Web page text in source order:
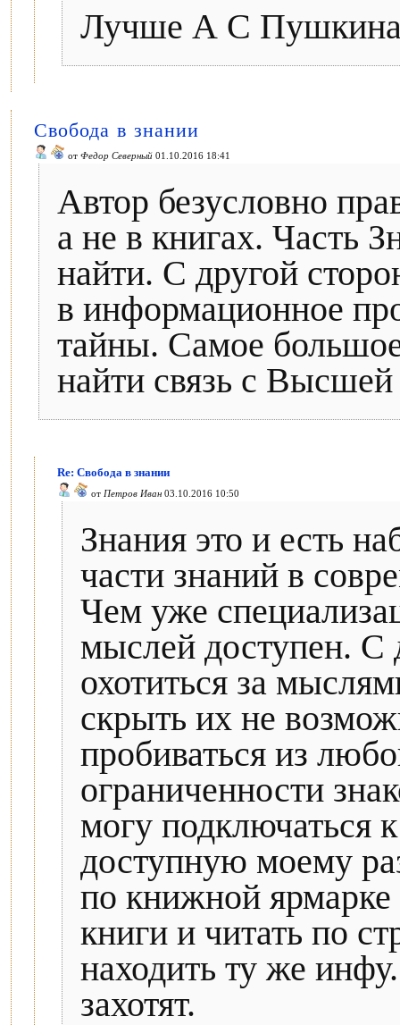
Лучше А С Пушкина
Свобода в знании
от Федор Северный 01.10.2016 18:41
Автор безусловно
а не в книгах. Часть
найти. С другой
в информационное
тайны. Самое
найти связь с
Re: Свобода в знании
от Петров Иван 03.10.2016 10:50
Знания это и есть
части знаний в
Чем уже
мыслей доступен. С
охотиться за
скрыть их не
пробиваться из
ограниченности
могу подключаться
доступную моему
по книжной
книги и читать по
находить ту же
захотят.